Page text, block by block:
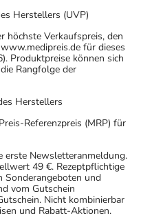
Herstellers (UVP)
höchste Verkaufspreis, den
für dieses
Produktpreise können sich
Rangfolge der
Herstellers
Referenzpreis (MRP) für
erste Newsletteranmeldung.
49 €. Rezeptpflichtige
Sonderangeboten und
vom Gutschein
Nicht kombinierbar
und Rabatt-Aktionen.